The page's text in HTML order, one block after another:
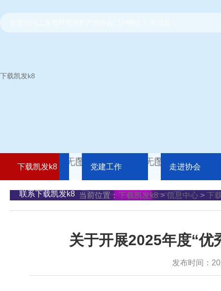
下载凯发k8
下载凯发k8 党建工作 走进协会
联系下载凯发k8 当前位置： 下载凯发k8>信息中心 > 下
关于开展2025年度“优
发布时间：